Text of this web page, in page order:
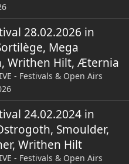
28.02.2026 in
Mega
Writhen Hilt, Æternia
- Festivals & Open Airs
24.02.2024 in
Smoulder,
Writhen Hilt
- Festivals & Open Airs